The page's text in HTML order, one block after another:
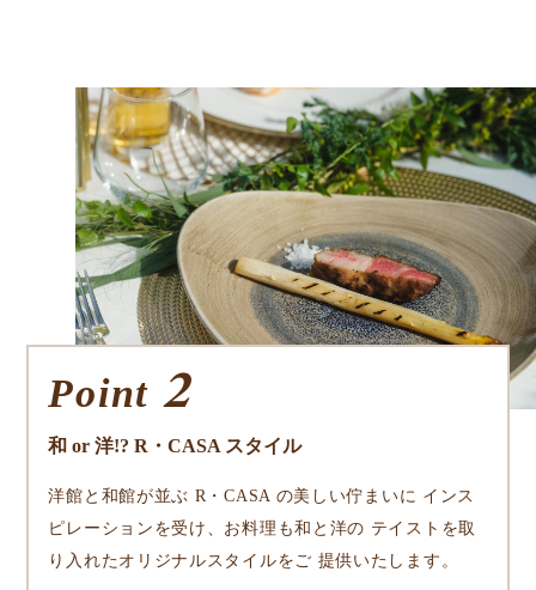
Point 2
和 or 洋!? R・CASA スタイル
洋館と和館が並ぶ R・CASA の美しい佇まいに インス
ピレーションを受け、お料理も和と洋の テイストを取
り入れたオリジナルスタイルをご 提供いたします。